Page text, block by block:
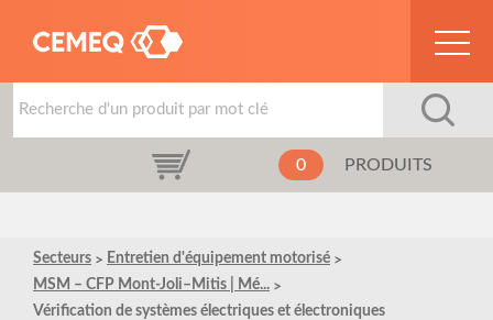
0 PRODUITS
Secteurs
Entretien d'équipement motorisé
MSM – CFP Mont-Joli–Mitis | Mé...
Vérification de systèmes électriques et électroniques